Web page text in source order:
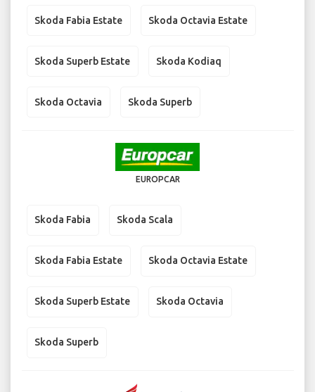
Skoda Fabia Estate Skoda Octavia Estate
Skoda Superb Estate Skoda Kodiaq
Skoda Octavia Skoda Superb
EUROPCAR
Skoda Fabia Skoda Scala
Skoda Fabia Estate Skoda Octavia Estate
Skoda Superb Estate Skoda Octavia
Skoda Superb